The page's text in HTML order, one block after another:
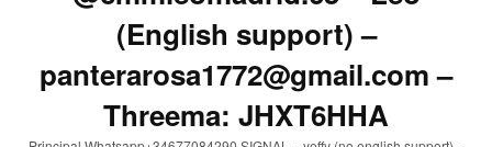
(English support) –
panterarosa1772@gmail.com –
Threema: JHXT6HHA